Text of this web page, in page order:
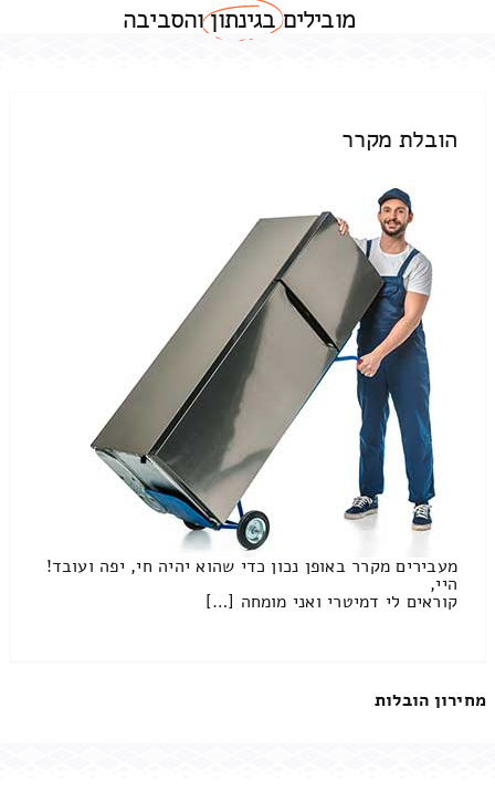
מוביליםבגינתוןוהסביבה
הובלת מקרר
מעבירים מקרר באופן נכון כדי שהוא יהיה חי, יפה ועובד!
היי,
קוראים לי דמיטרי ואני מומחה […]
מחירון הובלות